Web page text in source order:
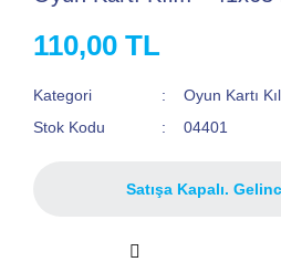
110,00 TL
Kategori
Oyun Kartı
Stok Kodu
04401
Satışa Kapalı.